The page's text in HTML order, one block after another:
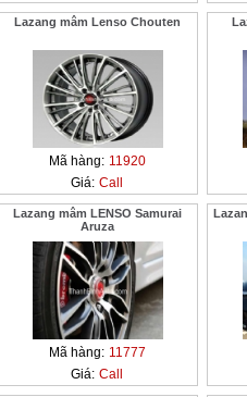
Lazang mâm Lenso Chouten
Mã hàng: 11920
Giá: Call
Lazang mâm LENSO Samurai
Aruza
Mã hàng: 11777
Giá: Call